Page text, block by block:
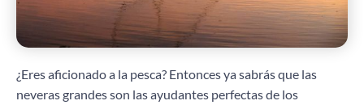
¿Eres aficionado a la pesca? Entonces ya sabrás que las
neveras grandes son las ayudantes perfectas de los